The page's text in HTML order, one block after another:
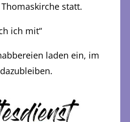
statt.
ich mit“
laden ein, im